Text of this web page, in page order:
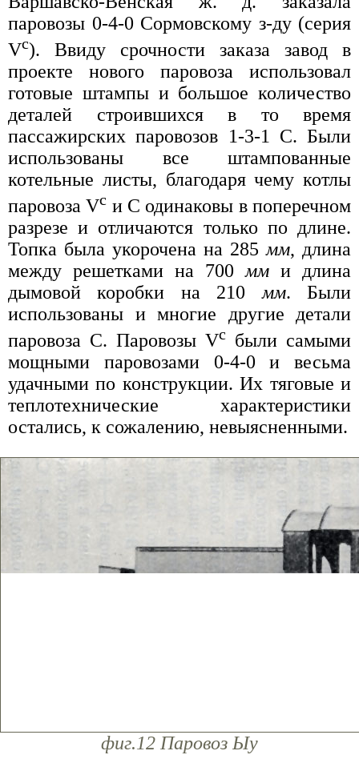
паровозы 0-4-0 Сормовскому з-ду (серия
Vс). Ввиду срочности заказа завод в
проекте нового паровоза использовал
готовые штампы и большое количество
деталей строившихся в то время
пассажирских паровозов 1-3-1 С. Были
использованы все штампованные
котельные листы, благодаря чему котлы
паровоза Vс и С одинаковы в поперечном
разрезе и отличаются только по длине.
Топка была укорочена на 285мм, длина
между решетками на 700мм и длина
дымовой коробки на 210мм. Были
использованы и многие другие детали
паровоза С. Паровозы Vс были самыми
мощными паровозами 0-4-0 и весьма
удачными по конструкции. Их тяговые и
теплотехнические характеристики
остались, к сожалению, невыясненными.
фиг.12 Паровоз Ыу